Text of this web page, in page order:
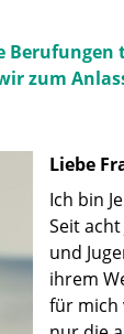
zum
Liebe
Ich bin
Seit
und
ihrem
für mich